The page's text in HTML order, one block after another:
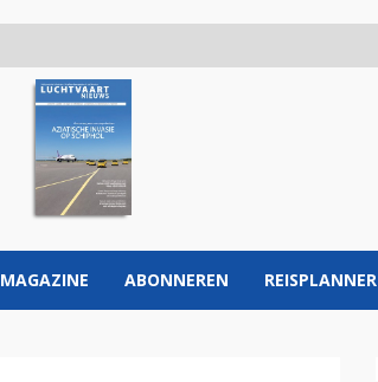
MAGAZINE ABONNEREN REISPLANNER